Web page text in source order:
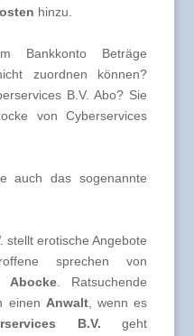
hinzu.
Bankkonto Beträge
zuordnen können?
B.V. Abo? Sie
von Cyberservices
auch das sogenannte
stellt erotische Angebote
sprechen von
Abocke. Ratsuchende
einen Anwalt, wenn es
B.V. geht